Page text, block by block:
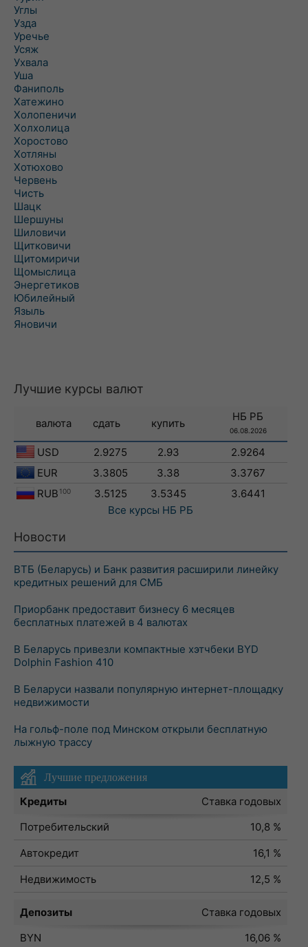
Углы
Узда
Уречье
Усяж
Ухвала
Уша
Фаниполь
Хатежино
Холопеничи
Холхолица
Хоростово
Хотляны
Хотюхово
Червень
Чисть
Шацк
Шершуны
Шиловичи
Щитковичи
Щитомиричи
Щомыслица
Энергетиков
Юбилейный
Языль
Яновичи
Лучшие курсы валют
валюта сдать купить
НБ РБ
06.08.2026
USD 2.9275 2.93
2.9264
EUR
3.3805 3.38
3.3767
RUB 100 3.5125 3.5345
3.6441
Все курсы НБ РБ
Новости
ВТБ (Беларусь) и Банк развития расширили линейку
кредитных решений для СМБ
Приорбанк предоставит бизнесу 6 месяцев
бесплатных платежей в 4 валютах
В Беларусь привезли компактные хэтчбеки BYD
Dolphin Fashion 410
В Беларуси назвали популярную интернет-площадку
недвижимости
На гольф-поле под Минском открыли бесплатную
лыжную трассу
Лучшие предложения
Кредиты
Ставка годовых
Потребительский
10,8 %
Автокредит
16,1 %
Недвижимость
12,5 %
Депозиты
Ставка годовых
BYN
16,06 %